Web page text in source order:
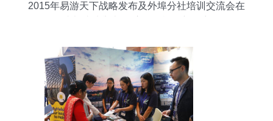
2015年易游天下战略发布及外埠分社培训交流会在